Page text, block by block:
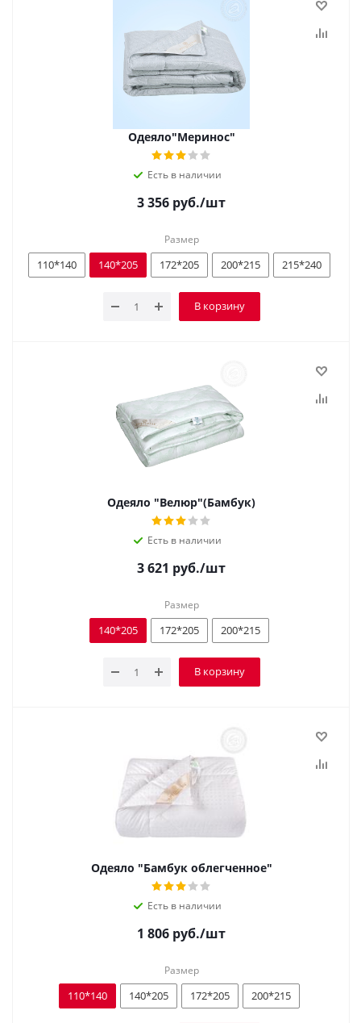
Одеяло"Меринос"
Есть в наличии
3 356 руб./шт
Размер
110*140 140*205 172*205 200*215 215*240
В корзину
Одеяло "Велюр"(Бамбук)
Есть в наличии
3 621 руб./шт
Размер
140*205 172*205 200*215
В корзину
Одеяло "Бамбук облегченное"
Есть в наличии
1 806 руб./шт
Размер
110*140 140*205 172*205 200*215